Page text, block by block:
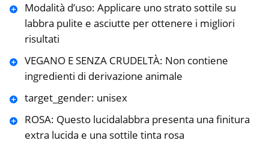
Modalità d’uso: Applicare uno strato sottile su
labbra pulite e asciutte per ottenere i migliori
risultati
VEGANO E SENZA CRUDELTÀ: Non contiene
ingredienti di derivazione animale
target_gender: unisex
ROSA: Questo lucidalabbra presenta una finitura
extra lucida e una sottile tinta rosa